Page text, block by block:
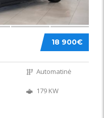
18 900€
Automatinė
179 KW